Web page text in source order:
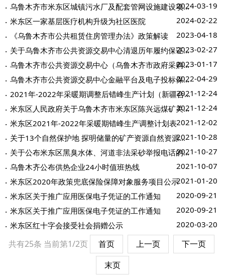
2024-03-19
乌鲁木齐市米东区城镇污水厂及配套管网设施建设项目房屋征收公开邀请测绘、评估机...
2024-02-22
米东区一家基层医疗机构升级为社区医院
2023-04-18
《乌鲁木齐市公共租赁住房管理办法》政策解读
2023-02-27
关于乌鲁木齐市公共资源交易中心清退历年履约保证金的通知
2023-01-17
乌鲁木齐市公共资源交易中心（乌鲁木齐市政府采购中心）拟入专家库名单公示
2022-04-29
乌鲁木齐市公共资源交易中心金融平台及电子投标保函介绍
2021-12-24
2021年-2022年采暖期调整后错峰生产计划（新疆合创盛达工程建设有限公司）
2021-12-24
米东区人民政府关于乌鲁木齐市米东区陈兴远煤矿关闭退出的公告
2021-12-02
米东区2021年-2022年采暖期错峰生产调整计划表
2021-10-28
关于13个自然保护地 探明储量的矿产资源自然资源所有权首次登记的通告
2021-10-27
关于公布米东区黑臭水体、河道非法采砂举报电话的公告
2021-10-07
乌鲁木齐公布供热企业24小时值班热线
2021-01-20
米东区2020年政策兜底保险保障对象服务项目公示
2020-09-21
米东区关于推广应用医保电子凭证的工作通知
2020-09-21
米东区关于推广应用医保电子凭证的工作通知
2020-03-20
米东区红十字会接受社会捐赠公示
共有25条 当前第1/2页 首页 上一页
下一页
末页